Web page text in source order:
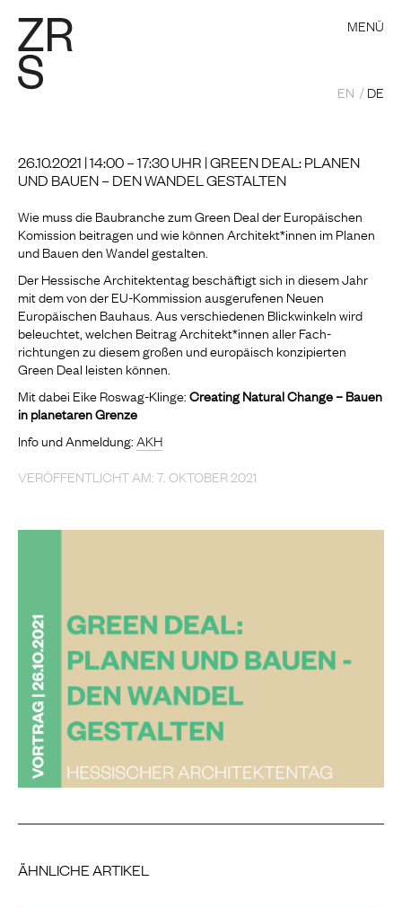
MENÜ
EN DE
26.10.2021 | 14:00 – 17:30 UHR | GREEN DEAL: PLANEN
UND BAUEN – DEN WANDEL GESTALTEN
Wie muss die Baubranche zum Green Deal der Europäischen
Komission beitragen und wie können Architekt*innen im Planen
und Bauen den Wandel gestalten.
Der Hessische Architektentag beschäftigt sich in diesem Jahr
mit dem von der EU-Kommission ausgerufenen Neuen
Europäischen Bauhaus. Aus verschiedenen Blickwinkeln wird
beleuchtet, welchen Beitrag Architekt*innen aller Fach­
richtungen zu diesem großen und europäisch konzipierten
Green Deal leisten können.
Mit dabei Eike Roswag-Klinge:Creating Natural Change – Bauen
in planetaren Grenze
Info und Anmeldung:AKH
VERÖFFENTLICHT AM: 7. OKTOBER 2021
ÄHNLICHE ARTIKEL